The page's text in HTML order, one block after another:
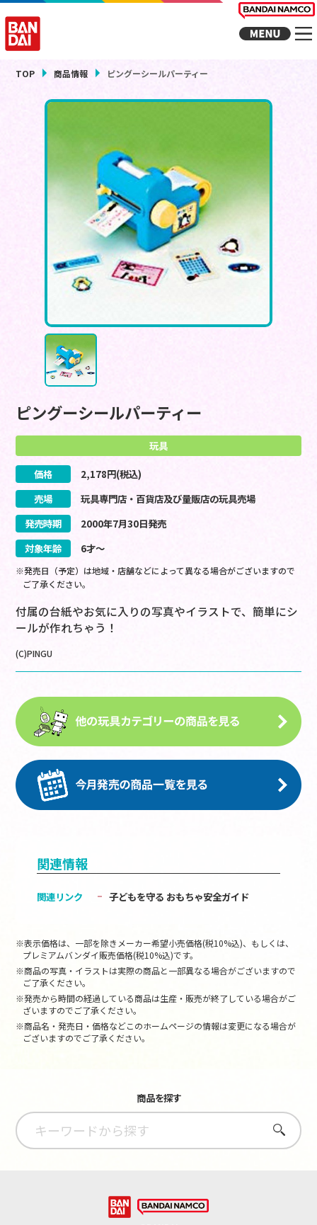
TOP 商品情報 ピングーシールパーティー
ピングーシールパーティー
玩具
価格 2,178円(税込)
売場
玩具専門店・百貨店及び量販店の玩具売場
発売時期
2000年7月30日発売
対象年齢
6才～
※発売日（予定）は地域・店舗などによって異なる場合がございますので
ご了承ください。
付属の台紙やお気に入りの写真やイラストで、簡単にシ
ールが作れちゃう！
(C)PINGU
関連情報
関連リンク 子どもを守る おもちゃ安全ガイド
※表示価格は、一部を除きメーカー希望小売価格(税10%込)、もしくは、
プレミアムバンダイ販売価格(税10%込)です。
※商品の写真・イラストは実際の商品と一部異なる場合がございますので
ご了承ください。
※発売から時間の経過している商品は生産・販売が終了している場合がご
ざいますのでご了承ください。
※商品名・発売日・価格などこのホームページの情報は変更になる場合が
ございますのでご了承ください。
商品を探す
さがす